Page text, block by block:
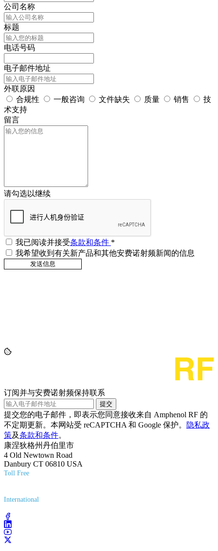
公司名称
标题
电话号码
电子邮件地址
外联原因
合规性
一般咨询 文件缺失 质量 销售
技
术支持
留言
请勾选以继续
我已阅读并接受条款和条件 *
我希望收到有关新产品和其他安费诺射频新闻的信息
订阅并与安费诺射频保持联系
提交
提交您的电子邮件，即表示您同意接收来自 Amphenol RF 的
不定期更新。本网站受 reCAPTCHA 和 Google 保护。
隐私政
策及条款和条件。
康涅狄格州丹伯里市
4 Old Newtown Road
Danbury CT 06810 USA
Toll Free
International